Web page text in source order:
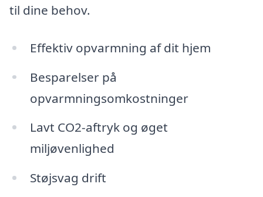
til dine behov.
Effektiv opvarmning af dit hjem
Besparelser på
opvarmningsomkostninger
Lavt CO2-aftryk og øget
miljøvenlighed
Støjsvag drift